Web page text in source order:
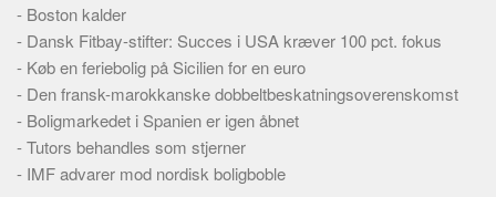
- Boston kalder
- Dansk Fitbay-stifter: Succes i USA kræver 100 pct. fokus
- Køb en feriebolig på Sicilien for en euro
- Den fransk-marokkanske dobbeltbeskatningsoverenskomst
- Boligmarkedet i Spanien er igen åbnet
-Tutors behandles som stjerner
- IMF advarer mod nordisk boligboble